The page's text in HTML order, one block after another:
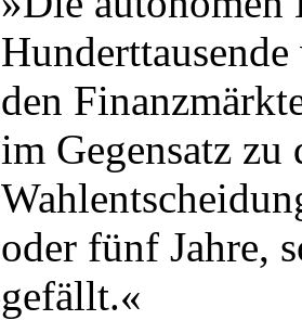
den
im Gegensatz zu
oder fünf Jahre,
gefällt.«